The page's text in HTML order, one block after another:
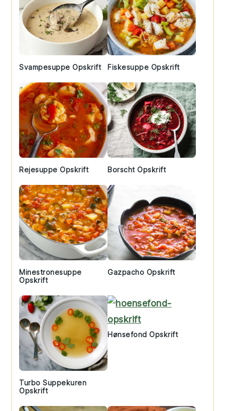
Svampesuppe Opskrift Fiskesuppe Opskrift
Rejesuppe Opskrift Borscht Opskrift
Minestronesuppe
Opskrift
Gazpacho Opskrift
Turbo Suppekuren
Opskrift
Hønsefond Opskrift